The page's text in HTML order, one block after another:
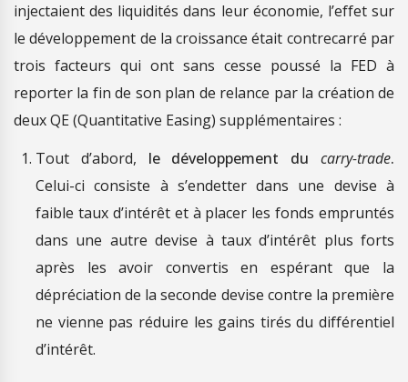
injectaient des liquidités dans leur économie, l’effet sur
le développement de la croissance était contrecarré par
trois facteurs qui ont sans cesse poussé la FED à
reporter la fin de son plan de relance par la création de
deux QE (Quantitative Easing) supplémentaires :
Tout d’abord, le développement ducarry-trade.
Celui-ci consiste à s’endetter dans une devise à
faible taux d’intérêt et à placer les fonds empruntés
dans une autre devise à taux d’intérêt plus forts
après les avoir convertis en espérant que la
dépréciation de la seconde devise contre la première
ne vienne pas réduire les gains tirés du différentiel
d’intérêt.